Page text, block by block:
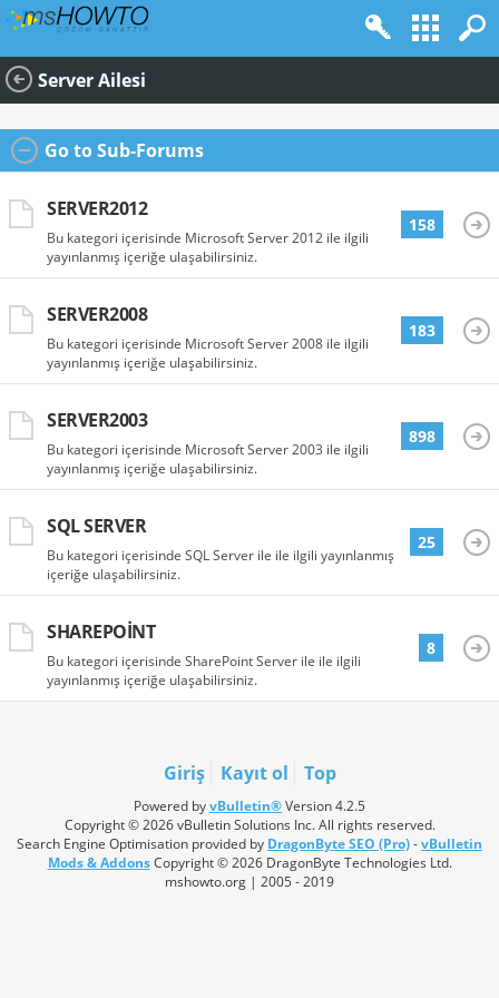
Server Ailesi
Go to Sub-Forums
SERVER2012
Bu kategori içerisinde Microsoft Server 2012 ile ilgili
yayınlanmış içeriğe ulaşabilirsiniz.
158
SERVER2008
Bu kategori içerisinde Microsoft Server 2008 ile ilgili
yayınlanmış içeriğe ulaşabilirsiniz.
183
SERVER2003
Bu kategori içerisinde Microsoft Server 2003 ile ilgili
yayınlanmış içeriğe ulaşabilirsiniz.
898
SQL SERVER
Bu kategori içerisinde SQL Server ile ile ilgili yayınlanmış
içeriğe ulaşabilirsiniz.
25
SHAREPOINT
Bu kategori içerisinde SharePoint Server ile ile ilgili
yayınlanmış içeriğe ulaşabilirsiniz.
8
Giriş Kayıt ol Top
Powered byvBulletin®Version 4.2.5
Copyright © 2026 vBulletin Solutions Inc. All rights reserved.
Search Engine Optimisation provided by DragonByte SEO (Pro)-vBulletin
Mods & AddonsCopyright © 2026 DragonByte Technologies Ltd.
mshowto.org | 2005 - 2019